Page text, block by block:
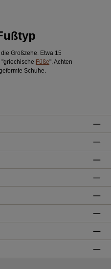
Großzehe. Etwa 15
Füße". Achten
Schuhe.